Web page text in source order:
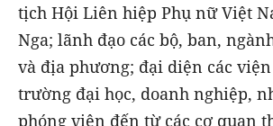
tịch Hội Liên hiệp Phụ nữ Việt
Nga; lãnh đạo các bộ, ban,
và địa phương; đại diện các
trường đại học, doanh nghiệp,
phóng viên đến từ các cơ quan